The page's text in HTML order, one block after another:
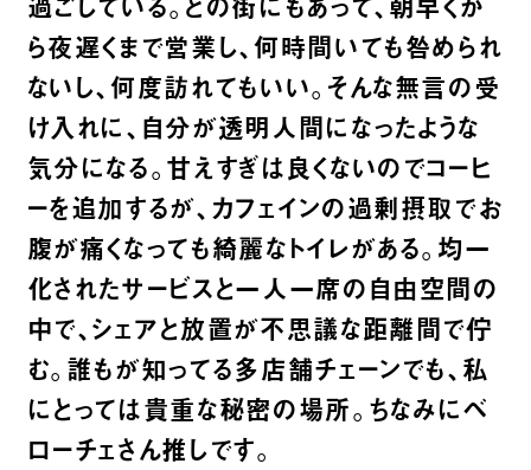
ら夜遅くまで営業し、何時間いても咎められ
ないし、何度訪れてもいい。そんな無言の受
け入れに、自分が透明人間になったような
気分になる。甘えすぎは良くないのでコーヒ
ーを追加するが、カフェインの過剰摂取でお
腹が痛くなっても綺麗なトイレがある。均一
化されたサービスと一人一席の自由空間の
中で、シェアと放置が不思議な距離間で佇
む。誰もが知ってる多店舗チェーンでも、私
にとっては貴重な秘密の場所。ちなみにベ
ローチェさん推しです。